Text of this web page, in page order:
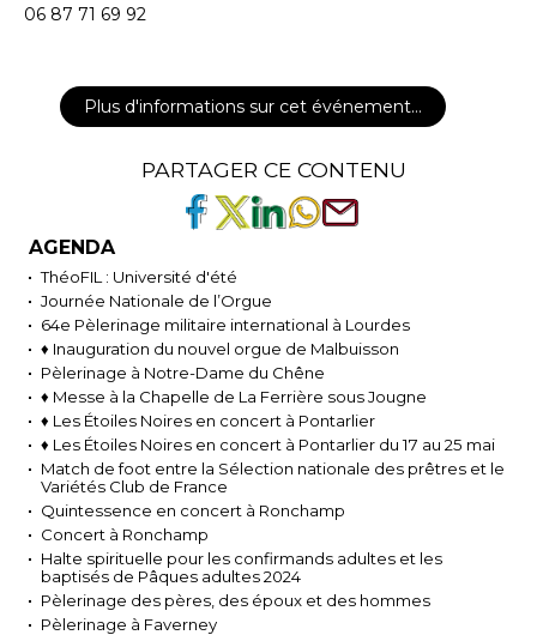
06 87 71 69 92
Plus d'informations sur cet événement…
PARTAGER CE CONTENU
AGENDA
ThéoFIL : Université d'été
Journée Nationale de l’Orgue
64e Pèlerinage militaire international à Lourdes
♦ Inauguration du nouvel orgue de Malbuisson
Pèlerinage à Notre-Dame du Chêne
♦ Messe à la Chapelle de La Ferrière sous Jougne
♦ Les Étoiles Noires en concert à Pontarlier
♦ Les Étoiles Noires en concert à Pontarlier du 17 au 25 mai
Match de foot entre la Sélection nationale des prêtres et le
Variétés Club de France
Quintessence en concert à Ronchamp
Concert à Ronchamp
Halte spirituelle pour les confirmands adultes et les
baptisés de Pâques adultes 2024
Pèlerinage des pères, des époux et des hommes
Pèlerinage à Faverney